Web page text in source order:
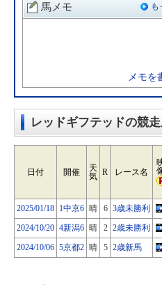
馬メモ も
メモを
レッドギフテッドの競
日付 開催
天
気 R レース名
2025/01/18 1中京6 晴 6 3歳未勝利
2024/10/20 4新潟6 晴 2 2歳未勝利
2024/10/06 5京都2 晴 5 2歳新馬